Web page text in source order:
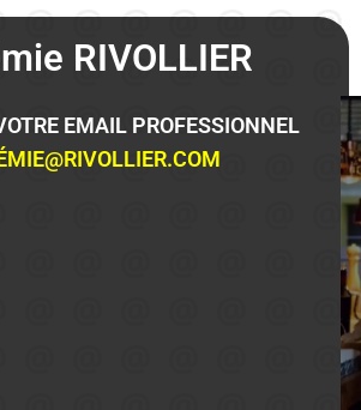
RIVOLLIER
EMAIL PROFESSIONNEL